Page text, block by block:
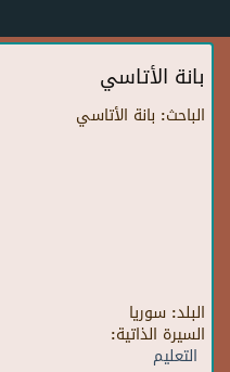
بانة الأتاسي
الباحث: بانة الأتاسي
البلد: سوريا
السيرة الذاتية:
التعليم